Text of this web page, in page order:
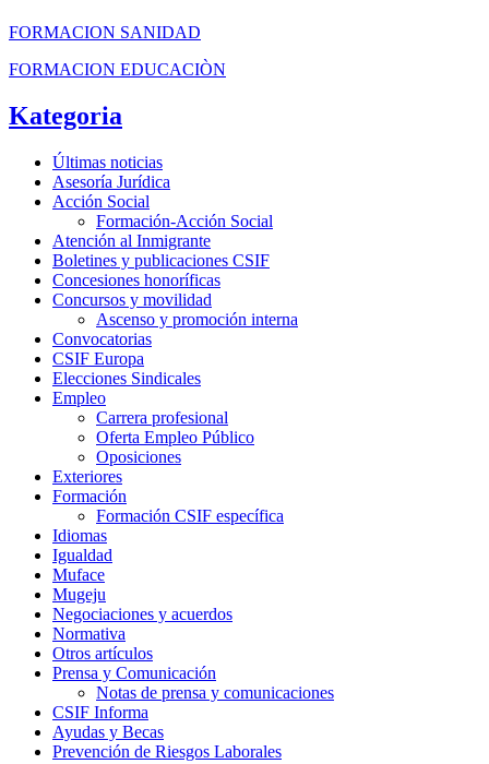
FORMACION SANIDAD
FORMACION EDUCACIÒN
Kategoria
Últimas noticias
Asesoría Jurídica
Acción Social
Formación-Acción Social
Atención al Inmigrante
Boletines y publicaciones CSIF
Concesiones honoríficas
Concursos y movilidad
Ascenso y promoción interna
Convocatorias
CSIF Europa
Elecciones Sindicales
Empleo
Carrera profesional
Oferta Empleo Público
Oposiciones
Exteriores
Formación
Formación CSIF específica
Idiomas
Igualdad
Muface
Mugeju
Negociaciones y acuerdos
Normativa
Otros artículos
Prensa y Comunicación
Notas de prensa y comunicaciones
CSIF Informa
Ayudas y Becas
Prevención de Riesgos Laborales